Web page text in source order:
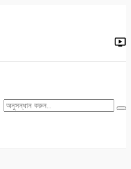
খেলাধুলা জাতীয় যশোর